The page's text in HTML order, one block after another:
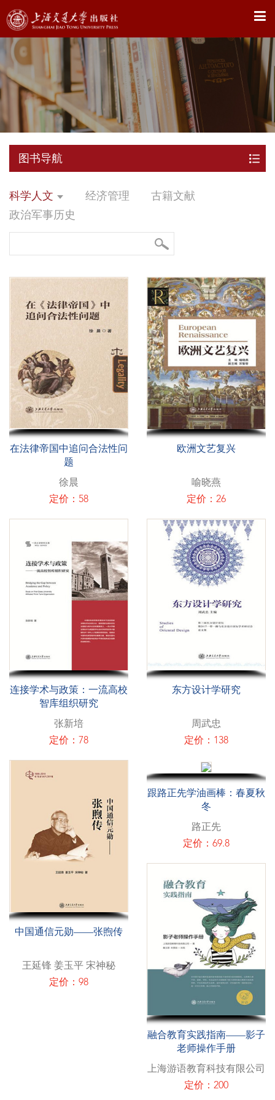
X
图书导航
科学人文 经济管理
古籍文献
政治军事历史
在法律帝国中追问合法性问
题
徐晨
定价：58
欧洲文艺复兴
喻晓燕
定价：26
连接学术与政策：一流高校
智库组织研究
张新培
定价：78
东方设计学研究
周武忠
定价：138
中国通信元勋——张煦传
王延锋 姜玉平 宋神秘
定价：98
跟路正先学油画棒：春夏秋
冬
路正先
定价：69.8
融合教育实践指南——影子
老师操作手册
上海游语教育科技有限公司
定价：200